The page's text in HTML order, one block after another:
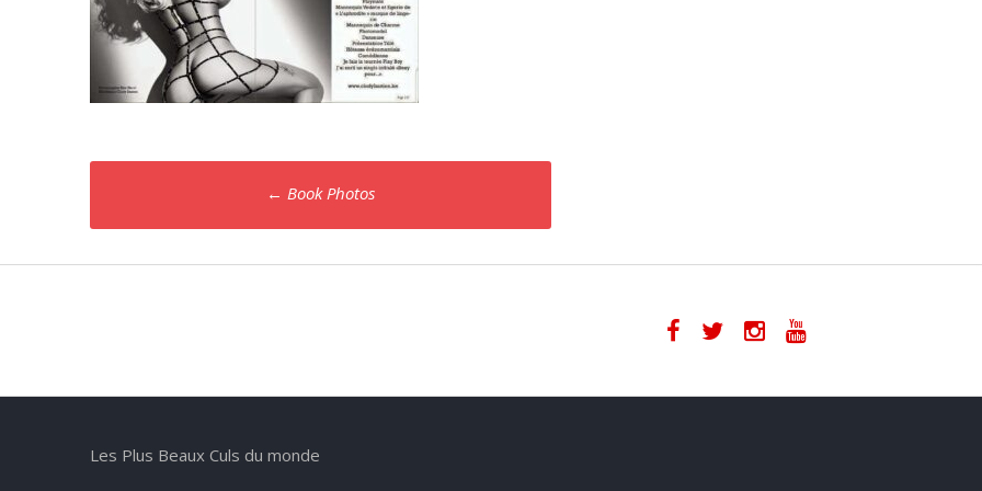
Poste
navigation
← Book Photos
Les Plus Beaux Culs du monde